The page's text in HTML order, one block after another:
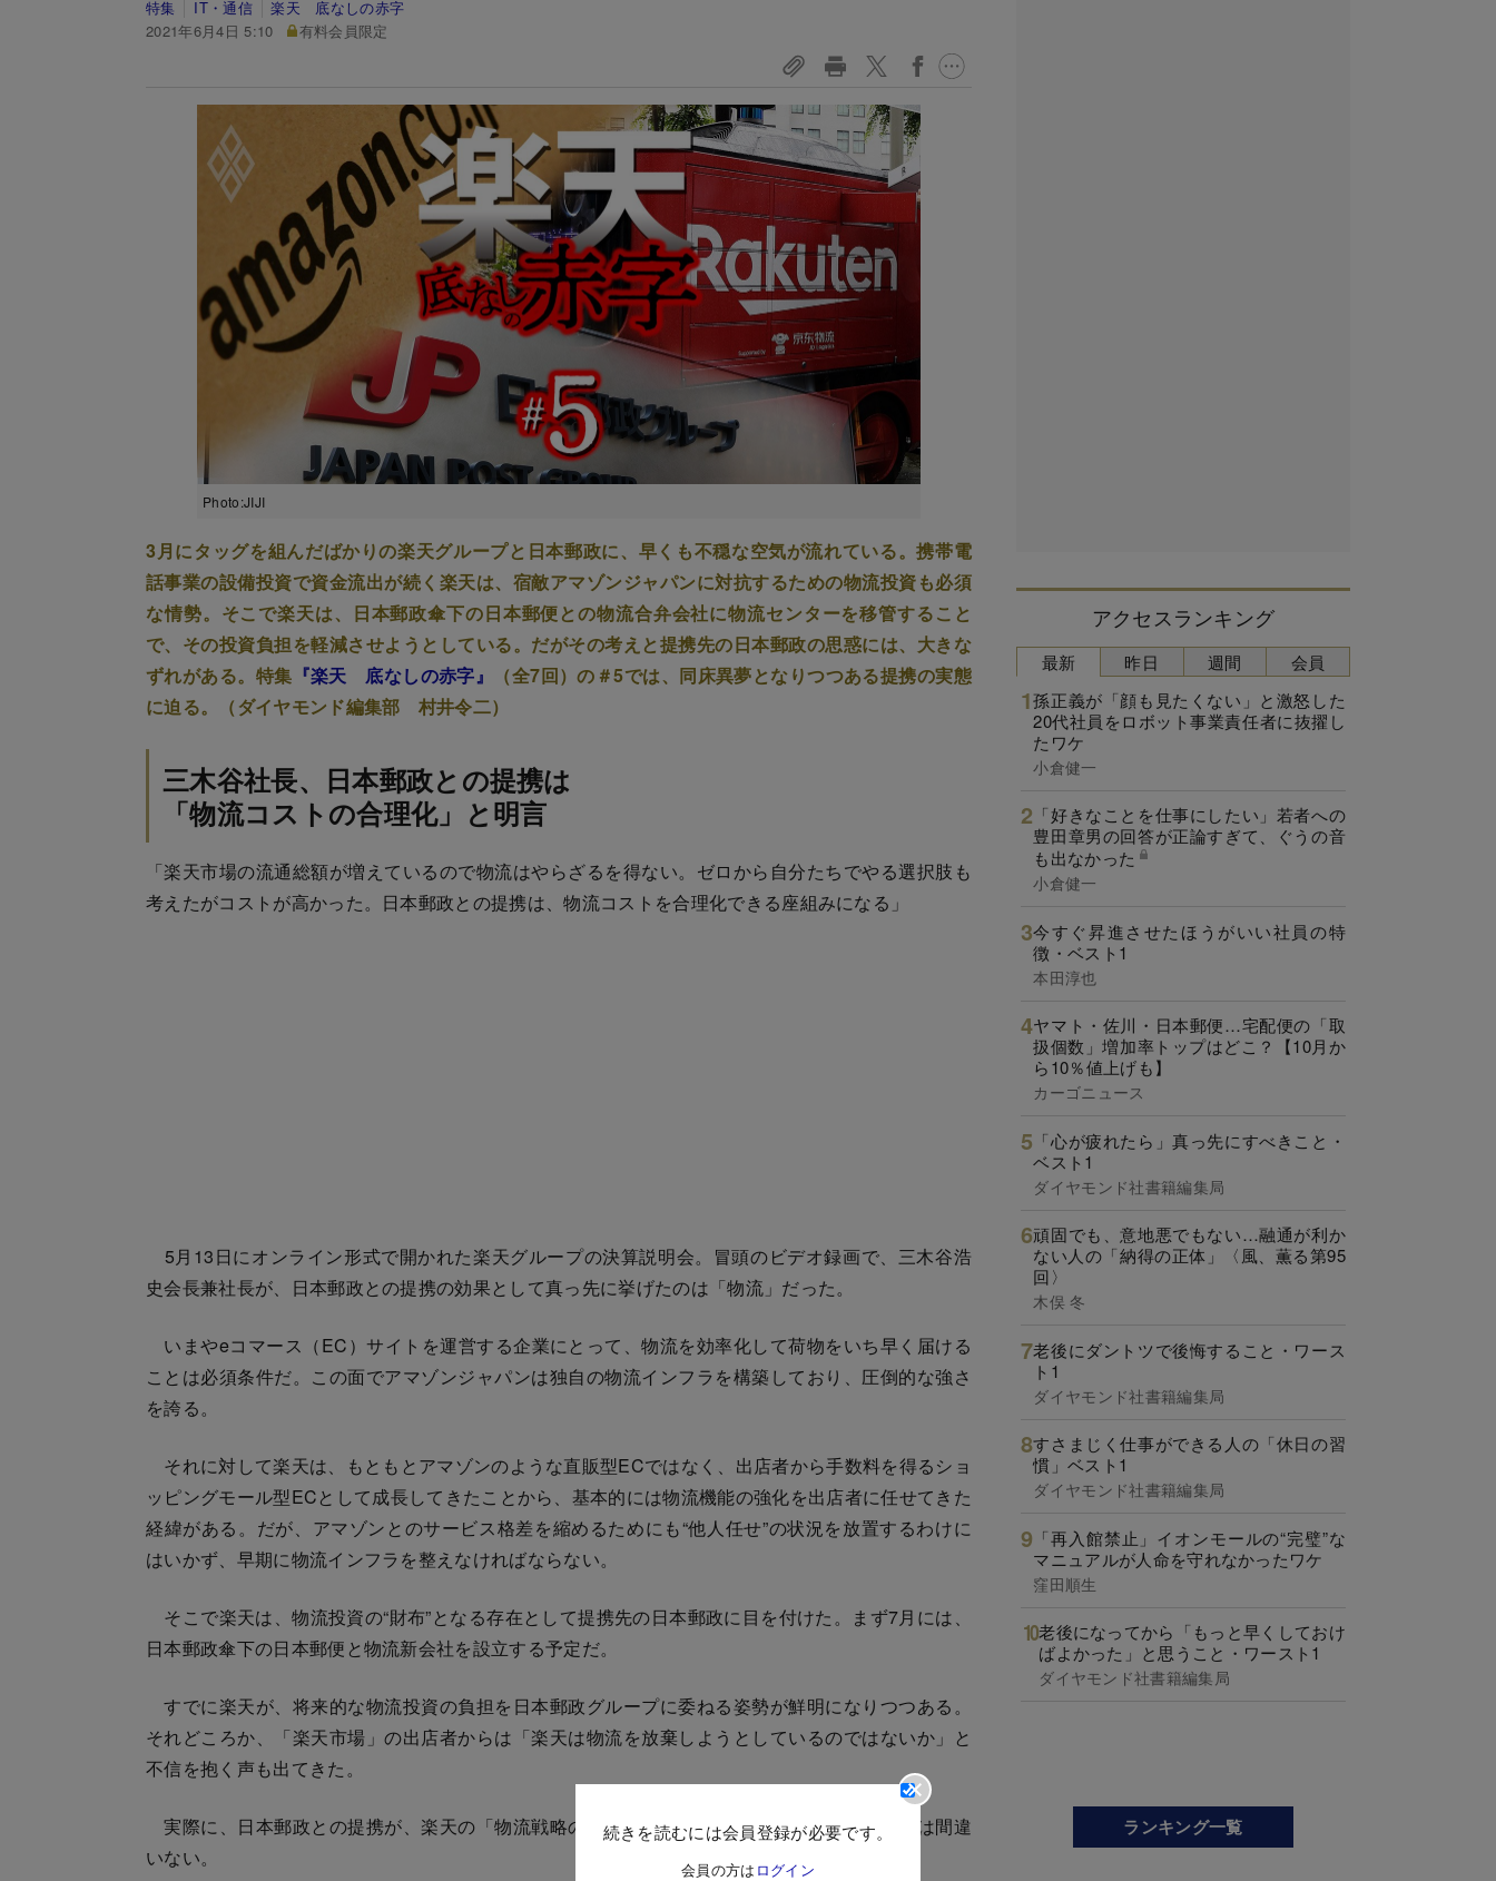
特集 IT・通信
楽天 底なしの赤字
2021年6月4日 5:10
有料会員限定
Photo:JIJI
3月にタッグを組んだばかりの楽天グループと日本郵政に、早くも不穏な空気が流れている。携帯電
話事業の設備投資で資金流出が続く楽天は、宿敵アマゾンジャパンに対抗するための物流投資も必須
な情勢。そこで楽天は、日本郵政傘下の日本郵便との物流合弁会社に物流センターを移管すること
で、その投資負担を軽減させようとしている。だがその考えと提携先の日本郵政の思惑には、大きな
ずれがある。特集 『楽天 底なしの赤字』
（全7回）の＃5では、同床異夢となりつつある提携の実態
に迫る。（ダイヤモンド編集部 村井令二）
三木谷社長、日本郵政との提携は
「物流コストの合理化」と明言
「楽天市場の流通総額が増えているので物流はやらざるを得ない。ゼロから自分たちでやる選択肢も
考えたがコストが高かった。日本郵政との提携は、物流コストを合理化できる座組みになる」
5月13日にオンライン形式で開かれた楽天グループの決算説明会。冒頭のビデオ録画で、三木谷浩
史会長兼社長が、日本郵政との提携の効果として真っ先に挙げたのは「物流」だった。
いまやeコマース（EC）サイトを運営する企業にとって、物流を効率化して荷物をいち早く届ける
ことは必須条件だ。この面でアマゾンジャパンは独自の物流インフラを構築しており、圧倒的な強さ
を誇る。
それに対して楽天は、もともとアマゾンのような直販型ECではなく、出店者から手数料を得るショ
ッピングモール型ECとして成長してきたことから、基本的には物流機能の強化を出店者に任せてきた
経緯がある。だが、アマゾンとのサービス格差を縮めるためにも“他人任せ”の状況を放置するわけに
はいかず、早期に物流インフラを整えなければならない。
そこで楽天は、物流投資の“財布”となる存在として提携先の日本郵政に目を付けた。まず7月には、
日本郵政傘下の日本郵便と物流新会社を設立する予定だ。
すでに楽天が、将来的な物流投資の負担を日本郵政グループに委ねる姿勢が鮮明になりつつある。
それどころか、「楽天市場」の出店者からは「楽天は物流を放棄しようとしているのではないか」と
不信を抱く声も出てきた。
実際に、日本郵政との提携が、楽天の「物流戦略の大転換」を意味するものであることだけは間違
いない。
続きを読むには会員登録が必要です。
会員の方は ログイン
アクセスランキング
最新
孫正義が「顔も見たくない」と激怒した
20代社員をロボット事業責任者に抜擢し
たワケ
小倉健一
「好きなことを仕事にしたい」若者への
豊田章男の回答が正論すぎて、ぐうの音
も出なかった
小倉健一
今すぐ昇進させたほうがいい社員の特
徴・ベスト1
本田淳也
ヤマト・佐川・日本郵便…宅配便の「取
扱個数」増加率トップはどこ？【10月か
ら10％値上げも】
カーゴニュース
「心が疲れたら」真っ先にすべきこと・
ベスト1
ダイヤモンド社書籍編集局
頑固でも、意地悪でもない…融通が利か
ない人の「納得の正体」〈風、薫る第95
回〉
木俣 冬
老後にダントツで後悔すること・ワース
ト1
ダイヤモンド社書籍編集局
すさまじく仕事ができる人の「休日の習
慣」ベスト1
ダイヤモンド社書籍編集局
「再入館禁止」イオンモールの“完璧”な
マニュアルが人命を守れなかったワケ
窪田順生
老後になってから「もっと早くしておけ
ばよかった」と思うこと・ワースト1
ダイヤモンド社書籍編集局
昨日 週間 会員
ランキング一覧